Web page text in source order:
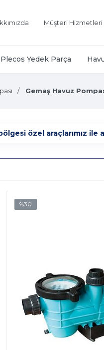
Müşteri Hizmetleri
Yedek Parça
Gemaş Havuz
özel araçlarımız ile
%30